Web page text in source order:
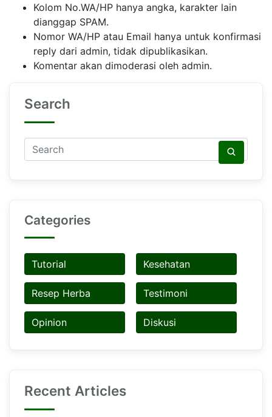
Kolom No.WA/HP hanya angka, karakter lain
dianggap SPAM.
Nomor WA/HP atau Email hanya untuk konfirmasi
reply dari admin, tidak dipublikasikan.
Komentar akan dimoderasi oleh admin.
Search
Categories
Tutorial Kesehatan
Resep Herba Testimoni
Opinion Diskusi
Recent Articles